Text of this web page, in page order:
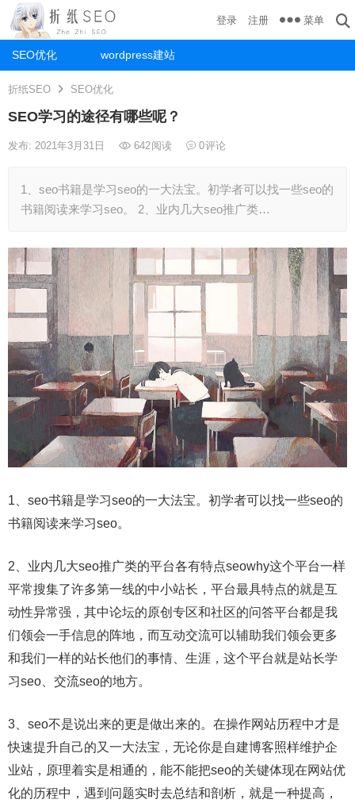
SEO优化 wordpress建站
登录 注册 菜单
折纸SEO SEO优化
SEO学习的途径有哪些呢？
发布: 2021年3月31日 642阅读 0评论
1、seo书籍是学习seo的一大法宝。初学者可以找一些seo的
书籍阅读来学习seo。 2、业内几大seo推广类…
1、seo书籍是学习seo的一大法宝。初学者可以找一些seo的
书籍阅读来学习seo。
2、业内几大seo推广类的平台各有特点seowhy这个平台一样
平常搜集了许多第一线的中小站长，平台最具特点的就是互
动性异常强，其中论坛的原创专区和社区的问答平台都是我
们领会一手信息的阵地，而互动交流可以辅助我们领会更多
和我们一样的站长他们的事情、生涯，这个平台就是站长学
习seo、交流seo的地方。
3、seo不是说出来的更是做出来的。在操作网站历程中才是
快速提升自己的又一大法宝，无论你是自建博客照样维护企
业站，原理着实是相通的，能不能把seo的关键体现在网站优
化的历程中，遇到问题实时去总结和剖析，就是一种提高，